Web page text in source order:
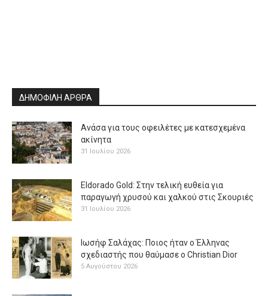
ΔΗΜΟΦΙΛΗ ΑΡΘΡΑ
Ανάσα για τους οφειλέτες με κατεσχεμένα
ακίνητα
31 Ιουλίου 2026
Eldorado Gold: Στην τελική ευθεία για
παραγωγή χρυσού και χαλκού στις Σκουριές
31 Ιουλίου 2026
Ιωσήφ Σαλάχας: Ποιος ήταν ο Έλληνας
σχεδιαστής που θαύμασε ο Christian Dior
5 Αυγούστου 2026